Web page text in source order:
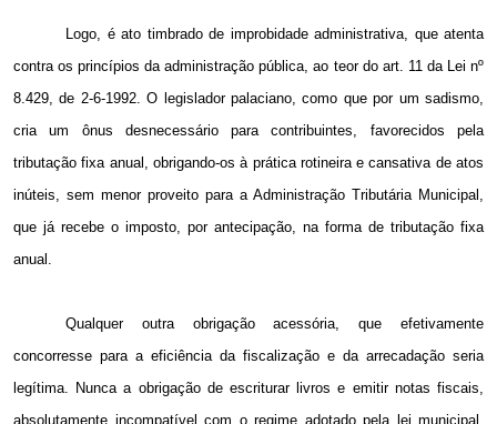
Logo, é ato timbrado de improbidade administrativa, que atenta
contra os princípios da administração pública, ao teor do art. 11 da Lei nº
8.429, de 2-6-1992. O legislador palaciano, como que por um sadismo,
cria um ônus desnecessário para contribuintes, favorecidos pela
tributação fixa anual, obrigando-os à prática rotineira e cansativa de atos
inúteis, sem menor proveito para a Administração Tributária Municipal,
que já recebe o imposto, por antecipação, na forma de tributação fixa
anual.
Qualquer outra obrigação acessória, que efetivamente
concorresse para a eficiência da fiscalização e da arrecadação seria
legítima. Nunca a obrigação de escriturar livros e emitir notas fiscais,
absolutamente incompatível com o regime adotado pela lei municipal,